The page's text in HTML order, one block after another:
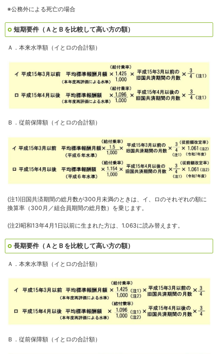
※公務外による死亡の場合
短期要件（ＡとＢを比較して高い方の額）
Ａ．本来水準額（イとロの合計額）
Ｂ．従前保障額（イとロの合計額）
(注1)旧国共済期間の総月数が300月未満のときは、イ、ロのそれぞれの額に
換算率（300月／組合員期間の総月数）を乗じます。
(注2)昭和13年4月1日以前に生まれた方は、1.063に読み替えます。
長期要件（ＡとＢを比較して高い方の額）
Ａ．本来水準額（イとロの合計額）
Ｂ．従前保障額（イとロの合計額）